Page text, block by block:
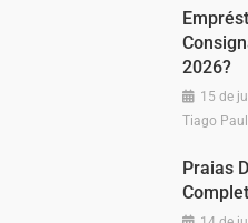
2026?
15 de
Tiago
Praias